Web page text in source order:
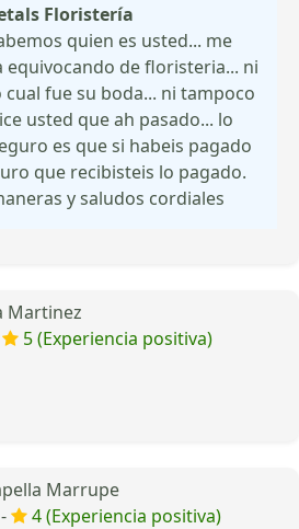
Floristería
quien es usted... me
equivocando de floristeria... ni
fue su boda... ni tampoco
usted que ah pasado... lo
es que si habeis pagado
que recibisteis lo pagado.
y saludos cordiales
Martinez
5 (Experiencia positiva)
Marrupe
4 (Experiencia positiva)